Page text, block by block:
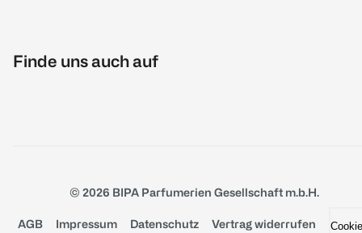
Finde uns auch auf
© 2026 BIPA Parfumerien Gesellschaft m.b.H.
AGB Impressum Datenschutz Vertrag widerrufen